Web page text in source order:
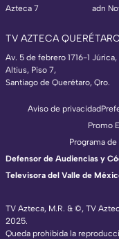
Azteca 7
adn
TV AZTECA
Av. 5 de febrero 1716-1 Júrica,
Altius, Piso 7,
Santiago de Querétaro, Qro.
TV Azteca, M.R. & ©, TV
2025.
Queda prohibida la
Aviso de privacidad
Promo
Programa
Defensor de Audiencias y
Televisora del Valle de